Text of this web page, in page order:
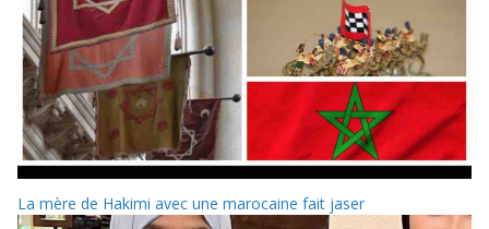
La mère de Hakimi avec une marocaine fait jaser